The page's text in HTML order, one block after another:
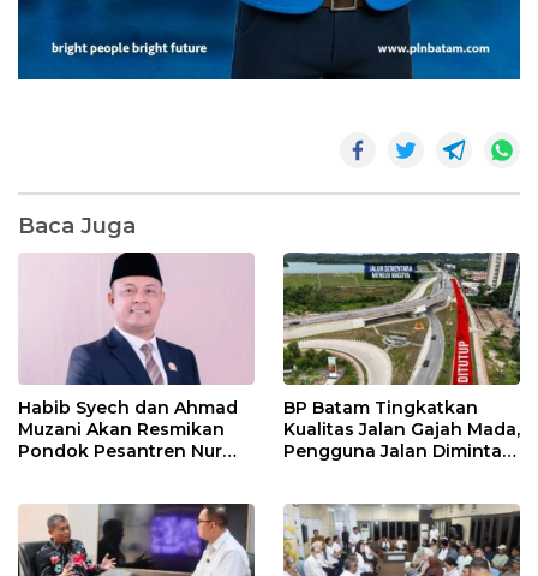
Baca Juga
Habib Syech dan Ahmad
Muzani Akan Resmikan
Pondok Pesantren Nur
BP Batam Tingkatkan
Kualitas Jalan Gajah Mada,
Pengguna Jalan Diminta